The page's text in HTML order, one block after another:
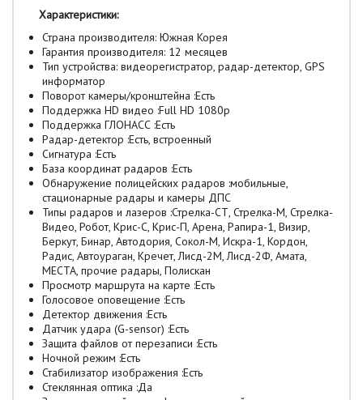
Характеристики:
Страна производителя: Южная Корея
Гарантия производителя: 12 месяцев
Тип устройства: видеорегистратор, радар-детектор, GPS
информатор
Поворот камеры/кронштейна :Есть
Поддержка HD видео :Full HD 1080p
Поддержка ГЛОНАСС :Есть
Радар-детектор :Есть, встроенный
Сигнатура :Есть
База координат радаров :Есть
Обнаружение полицейских радаров :мобильные,
стационарные радары и камеры ДПС
Типы радаров и лазеров :Стрелка-СТ, Стрелка-М, Стрелка-
Видео, Робот, Крис-С, Крис-П, Арена, Рапира-1, Визир,
Беркут, Бинар, Автодория, Сокол-М, Искра-1, Кордон,
Радис, Автоураган, Кречет, Лисд-2М, Лисд-2Ф, Амата,
МЕСТА, прочие радары, Полискан
Просмотр маршрута на карте :Есть
Голосовое оповещение :Есть
Детектор движения :Есть
Датчик удара (G-sensor) :Есть
Защита файлов от перезаписи :Есть
Ночной режим :Есть
Стабилизатор изображения :Есть
Стеклянная оптика :Да